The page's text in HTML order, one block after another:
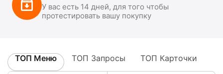
У вас есть 14 дней, для того чтобы
протестировать вашу покупку
ТОП Меню ТОП Запросы ТОП Карточки